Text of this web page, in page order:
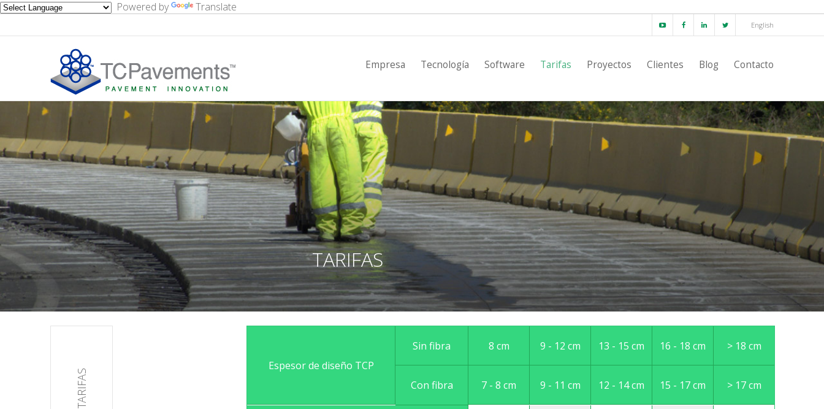
Powered by Translate
English
Empresa Tecnología Software Tarifas Proyectos Clientes Blog Contacto
Empresa
Software
Proyectos
Clientes
Noticias
Contacto
English
TARIFAS
TARIFAS
Espesor de diseño TCP
Sin fibra 8 cm 9 - 12 cm 13 - 15 cm 16 - 18 cm > 18 cm
Con fibra 7 - 8 cm 9 - 11 cm 12 - 14 cm 15 - 17 cm > 17 cm